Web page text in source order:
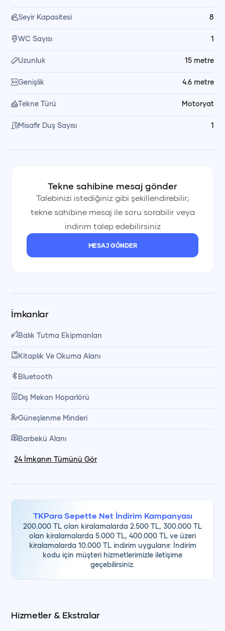
Rota, hava ve koyların müsaitlik durumuna göre
kaptanımız tarafından belirlenir.
📍Tur Rotasında Yer Alan Koylar
• Akvaryum Koyu
sularda 🏊‍♂️ yüzebilir, güneşlenebilir ve koyların doğal
güzelliklerini keşfedebilirsiniz.
Yemek ve Hizmet Düzeni
🍽️Öğle Yemeği Menüsü
• Salata
• Makarna
• Ana yemek (tavuk veya balık)
yapılmaktadır.
duyabilecekleri içecekler tekneden temin edilebilmektedir.
Fiyata Dahil Olanlar
• Öğle yemeği
Seyir Kapasitesi 8
WC Sayısı 1
Uzunluk 15 metre
Genişlik 4.6 metre
Tekne Türü Motoryat
Misafir Duş Sayısı 1
Tekne sahibine mesaj gönder
Talebinizi istediğiniz gibi şekillendirebilir;
tekne sahibine mesaj ile soru sorabilir veya
indirim talep edebilirsiniz
MESAJ GÖNDER
İmkanlar
Balık Tutma Ekipmanları
Kitaplık Ve Okuma Alanı
Bluetooth
Dış Mekan Hoparlörü
Güneşlenme Minderi
Barbekü Alanı
24 İmkanın Tümünü Gör
TKPara Sepette Net İndirim Kampanyası
200.000 TL olan kiralamalarda 2.500 TL, 300.000 TL
olan kiralamalarda 5.000 TL, 400.000 TL ve üzeri
kiralamalarda 10.000 TL indirim uygulanır. İndirim
kodu için müşteri hizmetlerimizle iletişime
geçebilirsiniz.
Hizmetler & Ekstralar